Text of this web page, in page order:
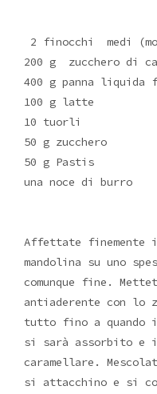
2 finocchi medi
200 g zucchero di
400 g panna liquida
100 g latte
10 tuorli
50 g zucchero
50 g Pastis
una noce di burro
Affettate finemente
mandolina su uno
comunque fine.
antiaderente con lo
tutto fino a quando
si sarà assorbito e
caramellare.
si attacchino e si